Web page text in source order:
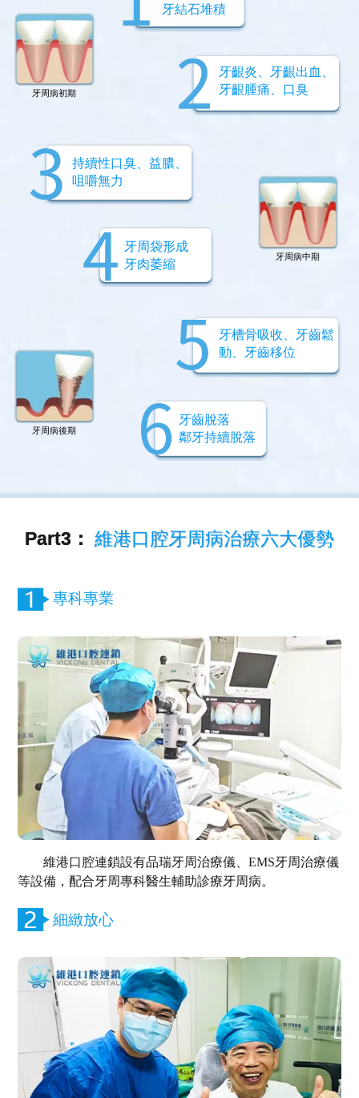
牙結石堆積
牙周病初期
牙齦炎、牙齦出血、
牙齦腫痛、口臭
持續性口臭、益膿、
咀嚼無力
牙周病中期
牙周袋形成
牙肉萎縮
牙槽骨吸收、牙齒鬆
動、牙齒移位
牙周病後期
牙齒脫落
鄰牙持續脫落
Part3： 維港口腔牙周病治療六大優勢
專科專業
維港口腔連鎖設有品瑞牙周治療儀、EMS牙周治療儀
等設備，配合牙周專科醫生輔助診療牙周病。
細緻放心